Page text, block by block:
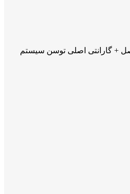
+ گارانتی اصلی توسن سیستم